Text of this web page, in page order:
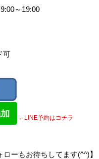
～19:00
可
←LINE予約はコチラ
ローもお待ちしてます(^^)】